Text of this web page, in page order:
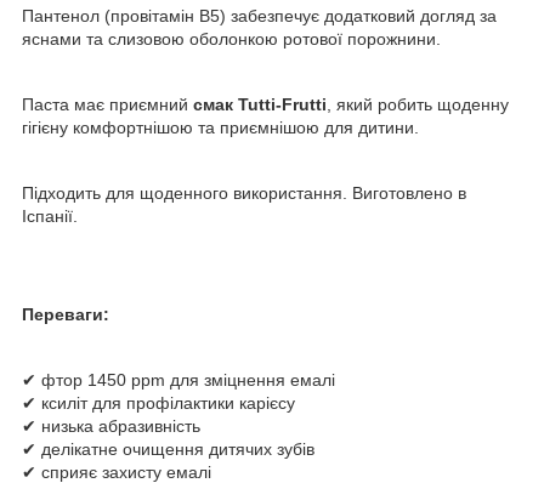
Пантенол (провітамін B5) забезпечує додатковий догляд за
яснами та слизовою оболонкою ротової порожнини.
Паста має приємний смак Tutti-Frutti , який робить щоденну
гігієну комфортнішою та приємнішою для дитини.
Підходить для щоденного використання. Виготовлено в
Іспанії.
Переваги:
✔ фтор 1450 ppm для зміцнення емалі
✔ ксиліт для профілактики карієсу
✔ низька абразивність
✔ делікатне очищення дитячих зубів
✔ сприяє захисту емалі